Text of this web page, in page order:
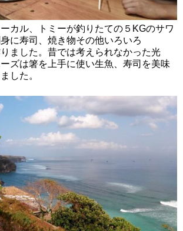
カル、トミーが釣りたての５KGのサワ
に寿司、焼き物その他いろいろ
ました。昔では考えられなかった光
ズは箸を上手に使い生魚、寿司を美味
した。